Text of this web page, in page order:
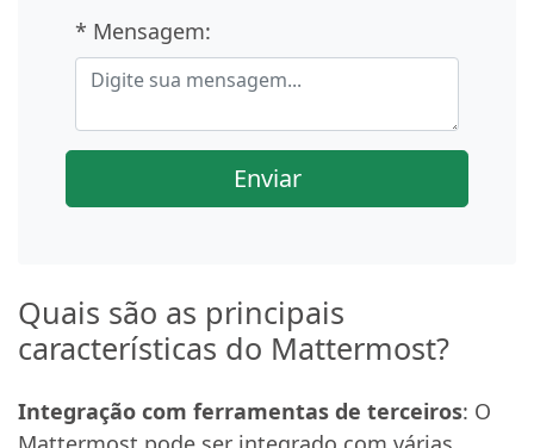
* Mensagem:
Enviar
Quais são as principais
características do Mattermost?
Integração com ferramentas de terceiros: O